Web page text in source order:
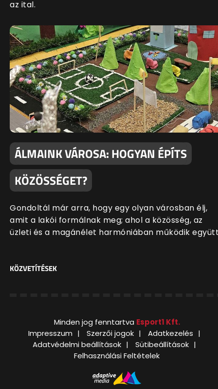
az ital.
ÁLMAINK VÁROSA: HOGYAN ÉPÍTS
KÖZÖSSÉGET?
Gondoltál már arra, hogy egy olyan városban élj,
amit a lakói formálnak meg; ahol a közösség, az
üzleti és a magánélet harmóniában működik
KÖZVETÍTÉSEK
Minden jog fenntartva Esport1 Kft.
Impresszum
Szerzői jogok
Adatkezelés
Adatvédelmi beállítások
Sütibeállítások
Felhasználási Feltételek